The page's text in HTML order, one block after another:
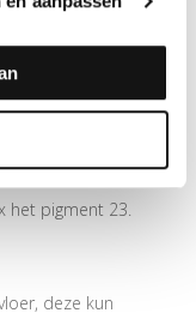
W of B staat voor
W van WHITE of de B
Dus als je
liter CLEAR olie
het pigment 23.
deze kun